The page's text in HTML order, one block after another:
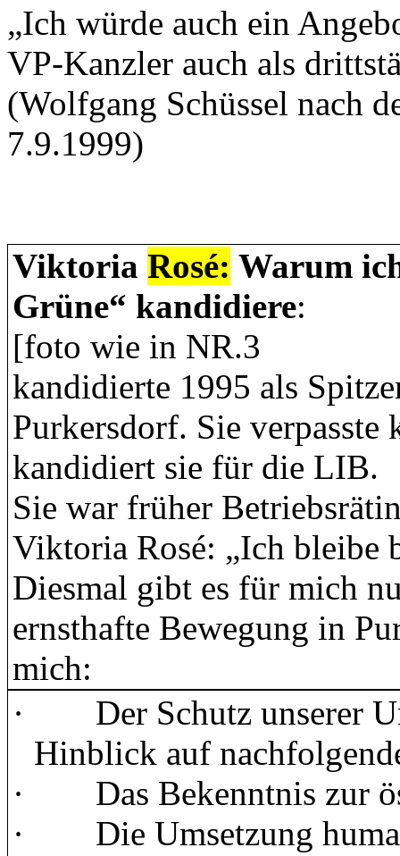
„Ich würde auch ein
VP-Kanzler auch als
(Wolfgang Schüssel nach
7.9.1999)
ViktoriaRosé: Warum
Grüne“ kandidiere:
[foto wie in NR.3
kandidierte 1995 als
Purkersdorf. Sie
kandidiert sie für die LIB.
Sie war früher
Viktoria Rosé: „Ich bleibe
Diesmal gibt es für mich
ernsthafte Bewegung in
mich:
·
Der Schutz unserer
Hinblick auf
·
Das Bekenntnis zur
·
Die Umsetzung